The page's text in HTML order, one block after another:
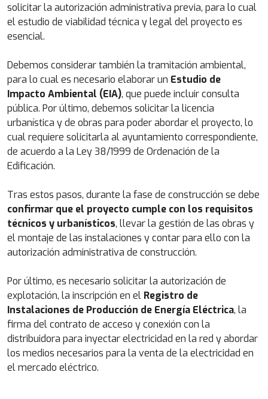
solicitar la autorización administrativa previa, para lo cual
el estudio de viabilidad técnica y legal del proyecto es
esencial.
Debemos considerar también la tramitación ambiental,
para lo cual es necesario elaborar un Estudio de
Impacto Ambiental (EIA), que puede incluir consulta
pública. Por último, debemos solicitar la licencia
urbanística y de obras para poder abordar el proyecto, lo
cual requiere solicitarla al ayuntamiento correspondiente,
de acuerdo a la Ley 38/1999 de Ordenación de la
Edificación.
Tras estos pasos, durante la fase de construcción se debe
confirmar que el proyecto cumple con los requisitos
técnicos y urbanísticos, llevar la gestión de las obras y
el montaje de las instalaciones y contar para ello con la
autorización administrativa de construcción.
Por último, es necesario solicitar la autorización de
explotación, la inscripción en el Registro de
Instalaciones de Producción de Energía Eléctrica, la
firma del contrato de acceso y conexión con la
distribuidora para inyectar electricidad en la red y abordar
los medios necesarios para la venta de la electricidad en
el mercado eléctrico.